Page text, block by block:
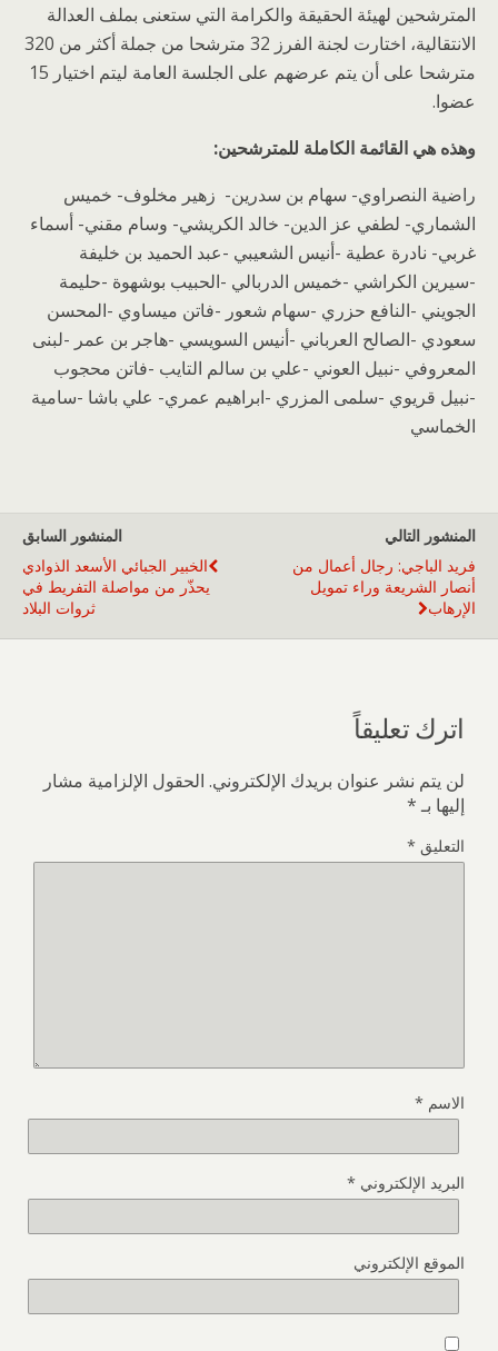
المترشحين لهيئة الحقيقة والكرامة التي ستعنى بملف العدالة
الانتقالية، اختارت لجنة الفرز 32 مترشحا من جملة أكثر من 320
مترشحا على أن يتم عرضهم على الجلسة العامة ليتم اختيار 15
عضوا.
وهذه هي القائمة الكاملة للمترشحين:
راضية النصراوي- سهام بن سدرين- زهير مخلوف- خميس
الشماري- لطفي عز الدين- خالد الكريشي- وسام مقني- أسماء
غربي- نادرة عطية -أنيس الشعيبي -عبد الحميد بن خليفة
-سيرين الكراشي -خميس الدربالي -الحبيب بوشهوة -حليمة
الجويني -النافع حزري -سهام شعور -فاتن ميساوي -المحسن
سعودي -الصالح العرباني -أنيس السويسي -هاجر بن عمر -لبنى
المعروفي -نبيل العوني -علي بن سالم التايب -فاتن محجوب
-نبيل قريوي -سلمى المزري -ابراهيم عمري- علي باشا -سامية
الخماسي
المنشور السابق
الخبير الجبائي الأسعد الذوادي
يحذّر من مواصلة التفريط في
ثروات البلاد
المنشور التالي
فريد الباجي: رجال أعمال من
أنصار الشريعة وراء تمويل
الإرهاب
اترك تعليقاً
لن يتم نشر عنوان بريدك الإلكتروني. الحقول الإلزامية مشار
إليها بـ*
التعليق *
الاسم *
البريد الإلكتروني *
الموقع الإلكتروني